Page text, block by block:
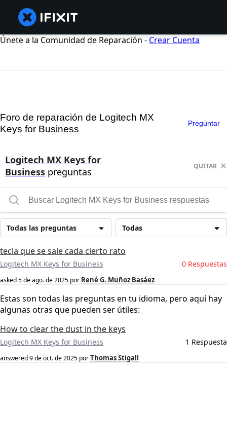
Únete a la Comunidad de Reparación - Crear Cuenta
Foro de reparación de Logitech MX
Keys for Business
Preguntar
Logitech MX Keys for
Business preguntas QUITAR
Todas
Todas las preguntas
tecla que se sale cada cierto rato
Logitech MX Keys for Business 0 Respuestas
asked5 de ago. de 2025 por René G. Muñoz Basáez
Estas son todas las preguntas en tu idioma, pero aquí hay
algunas otras que pueden ser útiles:
How to clear the dust in the keys
Logitech MX Keys for Business 1 Respuesta
answered9 de oct. de 2025 porThomas Stigall